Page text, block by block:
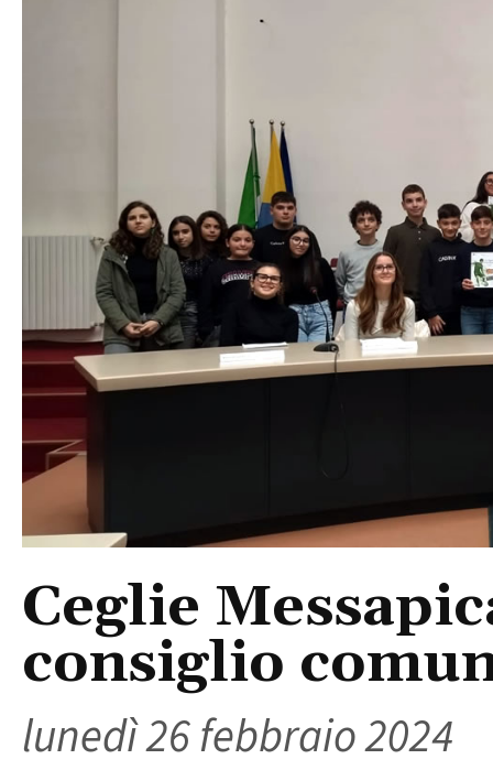
Ceglie
consiglio
lunedì 26 febbraio 2024